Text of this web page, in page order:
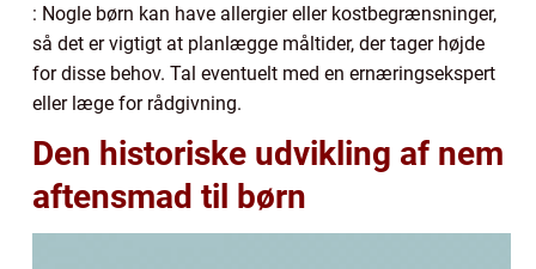
: Nogle børn kan have allergier eller kostbegrænsninger,
så det er vigtigt at planlægge måltider, der tager højde
for disse behov. Tal eventuelt med en ernæringsekspert
eller læge for rådgivning.
Den historiske udvikling af nem
aftensmad til børn